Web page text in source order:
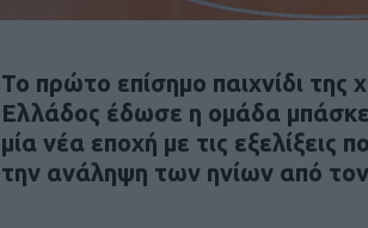
Το πρώτο επίσημο παιχνίδι της
Ελλάδος έδωσε η ομάδα
μία νέα εποχή με τις εξελίξεις
την ανάληψη των ηνίων από